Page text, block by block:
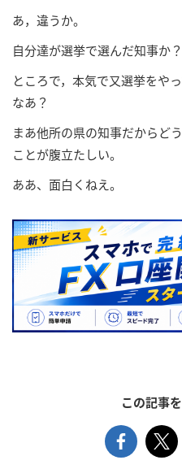
あ，違うか。
自分達が選挙で選んだ知事か？
ところで，本気で又選挙をや
なあ？
まあ他所の県の知事だからど
ことが腹立たしい。
ああ、面白くねえ。
この記事